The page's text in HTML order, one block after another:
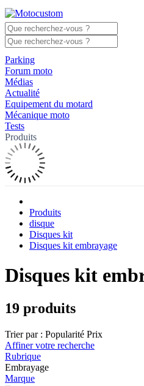
Parking
Forum moto
Médias
Actualité
Equipement du motard
Mécanique moto
Tests
Produits
Produits
disque
Disques kit
Disques kit embrayage
Disques kit
19 produits
Trier par : Popularité Prix
Affiner votre recherche
Rubrique
Embrayage
Marque